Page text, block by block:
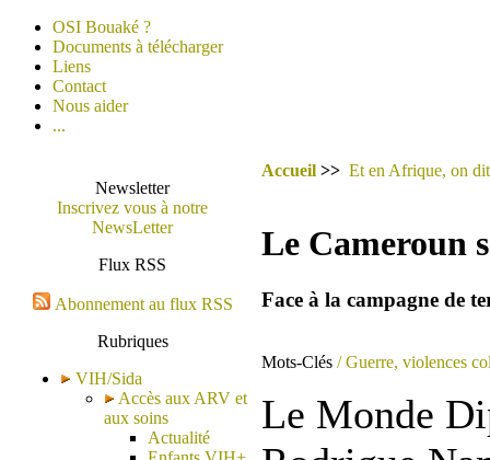
OSI Bouaké ?
Documents à télécharger
Liens
Contact
Nous aider
...
Newsletter
Inscrivez vous à notre
NewsLetter
Flux RSS
Abonnement au flux RSS
Rubriques
VIH/Sida
Accès aux ARV et
aux soins
Actualité
Accueil >> Et en Afrique, on
Le Cameroun
Face à la campagne de
Mots-Clés / Guerre, violences
Le Monde